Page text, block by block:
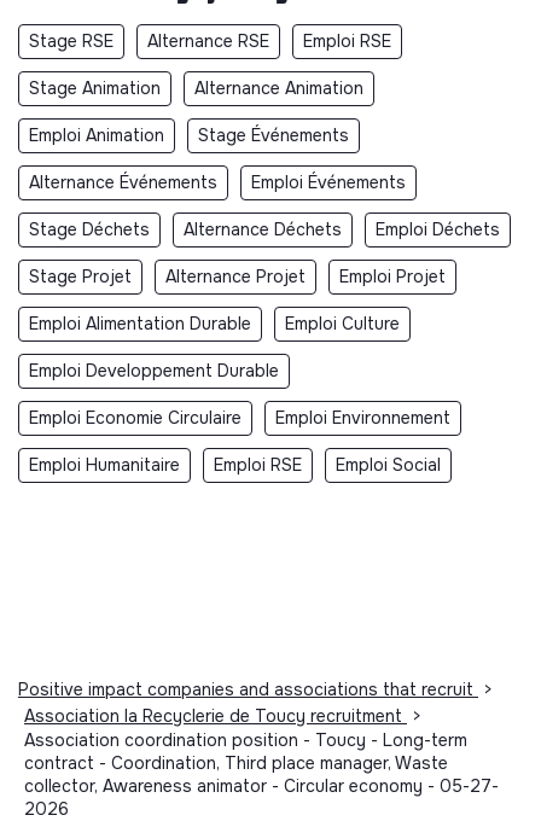
Stage RSE Alternance RSE Emploi RSE
Stage Animation Alternance Animation
Emploi Animation Stage Événements
Alternance Événements Emploi Événements
Stage Déchets Alternance Déchets Emploi Déchets
Stage Projet Alternance Projet Emploi Projet
Emploi Alimentation Durable Emploi Culture
Emploi Developpement Durable
Emploi Economie Circulaire Emploi Environnement
Emploi Humanitaire Emploi RSE Emploi Social
Positive impact companies and associations that recruit
>
Association la Recyclerie de Toucy recruitment
>
Association coordination position - Toucy - Long-term
contract - Coordination, Third place manager, Waste
collector, Awareness animator - Circular economy - 05-27-
2026